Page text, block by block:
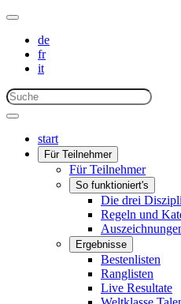
de
fr
it
start
Für Teilnehmer
Für Teilnehmer
So funktioniert's
Die drei
Regeln und
Ergebnisse
Bestenlisten
Ranglisten
Live Resultate